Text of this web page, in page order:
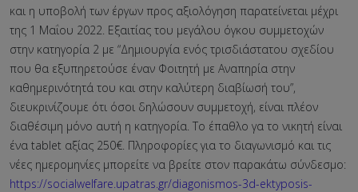
και η υποβολή των έργων προς αξιολόγηση παρατείνεται μέχρι
της 1 Μαΐου 2022. Εξαιτίας του μεγάλου όγκου συμμετοχών
στην κατηγορία 2 με “Δημιουργία ενός τρισδιάστατου σχεδίου
που θα εξυπηρετούσε έναν Φοιτητή με Αναπηρία στην
καθημερινότητά του και στην καλύτερη διαβίωσή του”,
διευκρινίζουμε ότι όσοι δηλώσουν συμμετοχή, είναι πλέον
διαθέσιμη μόνο αυτή η κατηγορία. Το έπαθλο γα το νικητή είναι
ένα tablet αξίας 250€. Πληροφορίες για το διαγωνισμό και τις
νέες ημερομηνίες μπορείτε να βρείτε στον παρακάτω σύνδεσμο:
https://socialwelfare.upatras.gr/diagonismos-3d-ektyposis-